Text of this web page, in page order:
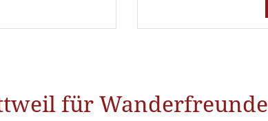
für Wanderfreunde